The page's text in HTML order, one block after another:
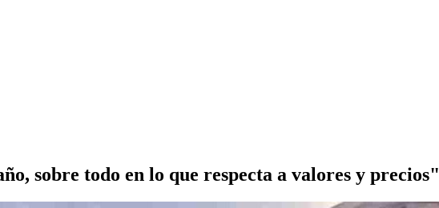
sobre todo en lo que respecta a valores y precios"